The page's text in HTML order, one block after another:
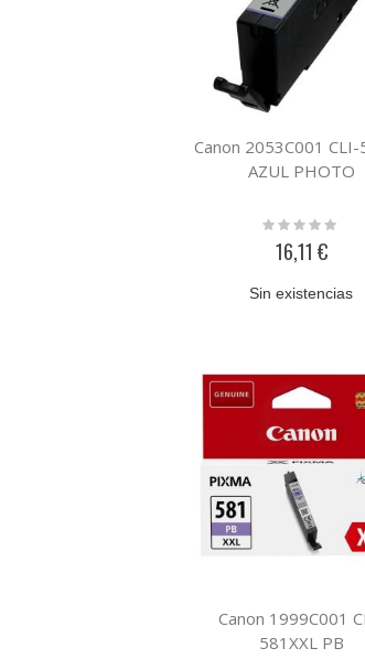
Canon 2053C001 CLI-
AZUL PHOTO
Rating:
16,11 €
Sin existencias
Canon 1999C001
581XXL PB